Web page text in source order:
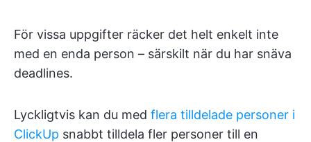
För vissa uppgifter räcker det helt enkelt inte
med en enda person – särskilt när du har snäva
deadlines.
Lyckligtvis kan du med flera tilldelade personer i
ClickUp snabbt tilldela fler personer till en